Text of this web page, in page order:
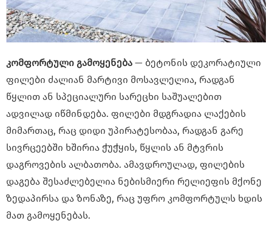
კომფორტული გამოყენება — ბეტონის დეკორატიული
ფილები ძალიან მარტივი მოსავლელია, რადგან
წყლით ან სპეციალური სარეცხი საშუალებით
ადვილად იწმინდება. ფილები მდგრადია ლაქების
მიმართაც, რაც დიდი უპირატესობაა, რადგან გარე
სივრცეებში ხშირია ჭუჭყის, წყლის ან მტვრის
დაგროვების ალბათობა. ამავდროულად, ფილების
დაგება შესაძლებელია ნებისმიერი რელიეფის მქონე
ზედაპირსა და ზონაზე, რაც უფრო კომფორტულს ხდის
მათ გამოყენებას.